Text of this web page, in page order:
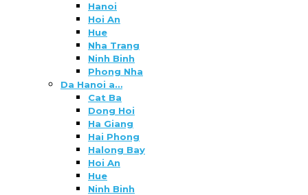
Hanoi
Hoi An
Hue
Nha Trang
Ninh Binh
Phong Nha
Da Hanoi a…
Cat Ba
Dong Hoi
Ha Giang
Hai Phong
Halong Bay
Hoi An
Hue
Ninh Binh